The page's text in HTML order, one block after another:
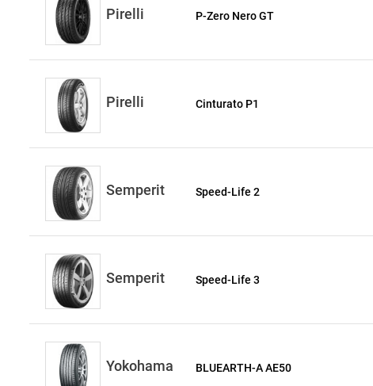
Pirelli P-Zero Nero GT
Pirelli Cinturato P1
Semperit Speed-Life 2
Semperit Speed-Life 3
Yokohama BLUEARTH-A AE50